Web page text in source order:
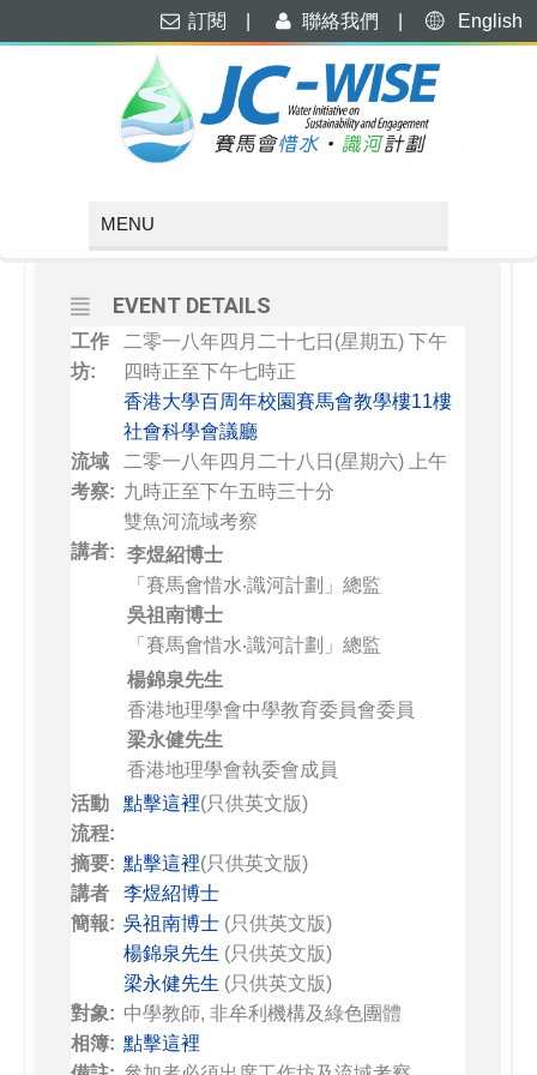
訂閱 聯絡我們 English
APRIL, 2018
「河處是吾家」項目：雙魚河
導賞員培訓工作坊及農務體驗
EVENT DETAILS
工作
坊:
二零一八年四月二十七日(星期五) 下午
四時正至下午七時正
香港大學百周年校園賽馬會教學樓11樓
社會科學會議廳
流域
考察:
二零一八年四月二十八日(星期六) 上午
九時正至下午五時三十分
雙魚河流域考察
講者:
李煜紹博士
「賽馬會惜水‧識河計劃」總監
吳祖南博士
「賽馬會惜水‧識河計劃」總監
楊錦泉先生
香港地理學會中學教育委員會委員
梁永健先生
香港地理學會執委會成員
活動
流程:
點擊這裡(只供英文版)
摘要: 點擊這裡(只供英文版)
講者
簡報:
李煜紹博士
吳祖南博士 (只供英文版)
楊錦泉先生 (只供英文版)
梁永健先生 (只供英文版)
對象: 中學教師, 非牟利機構及綠色團體
相簿: 點擊這裡